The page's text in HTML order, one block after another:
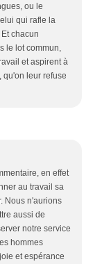
ou le
qui rafle la
chacun
le lot commun,
et aspirent à
qu'on leur refuse
en effet
au travail sa
Nous n'aurions
aussi de
notre service
hommes
et espérance